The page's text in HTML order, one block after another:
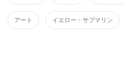
アート イエロー・サブマリン